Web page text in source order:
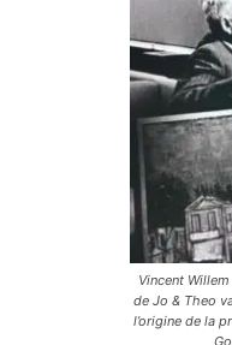
Vincent
de Jo & Theo
l’origine de la